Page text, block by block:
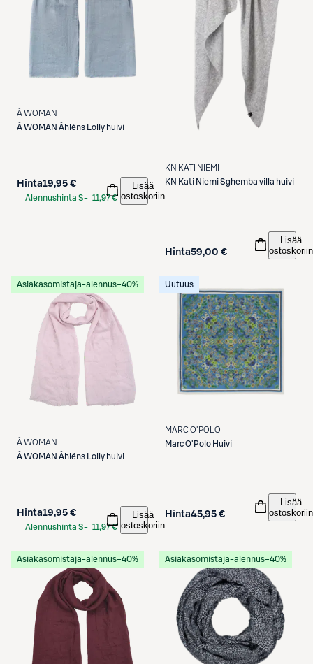
Å WOMAN
Å WOMAN Åhléns Lolly huivi
Hinta19,95 €
Alennushinta S- 11,97 €
Lisää
ostoskoriin
KN KATI NIEMI
KN Kati Niemi
Sghemba villa huivi
Hinta59,00 €
Lisää
ostoskoriin
Asiakasomistaja-alennus−40%
Å WOMAN
Å WOMAN Åhléns Lolly huivi
Hinta19,95 €
Alennushinta S- 11,97 €
Lisää
ostoskoriin
Uutuus
MARC O'POLO
Marc O'Polo Huivi
Hinta45,95 €
Lisää
ostoskoriin
Asiakasomistaja-alennus−40% Asiakasomistaja-alennus−40%